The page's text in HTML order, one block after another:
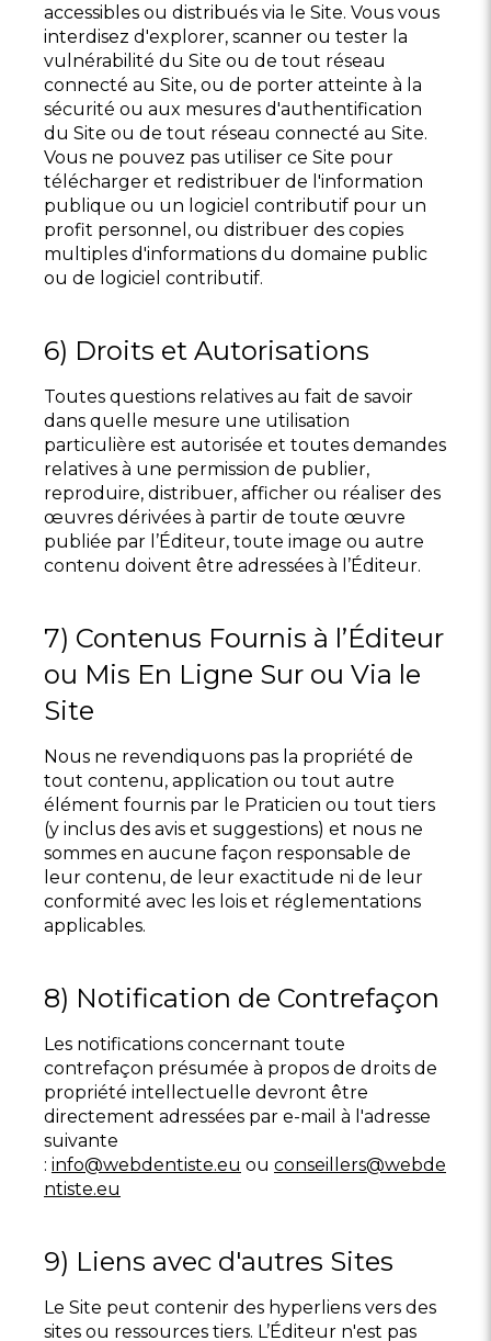
accessibles ou distribués via le Site. Vous vous
interdisez d'explorer, scanner ou tester la
vulnérabilité du Site ou de tout réseau
connecté au Site, ou de porter atteinte à la
sécurité ou aux mesures d'authentification
du Site ou de tout réseau connecté au Site.
Vous ne pouvez pas utiliser ce Site pour
télécharger et redistribuer de l'information
publique ou un logiciel contributif pour un
profit personnel, ou distribuer des copies
multiples d'informations du domaine public
ou de logiciel contributif.
6) Droits et Autorisations
Toutes questions relatives au fait de savoir
dans quelle mesure une utilisation
particulière est autorisée et toutes demandes
relatives à une permission de publier,
reproduire, distribuer, afficher ou réaliser des
œuvres dérivées à partir de toute œuvre
publiée par l’Éditeur, toute image ou autre
contenu doivent être adressées à l’Éditeur.
7) Contenus Fournis à l’Éditeur
ou Mis En Ligne Sur ou Via le
Site
Nous ne revendiquons pas la propriété de
tout contenu, application ou tout autre
élément fournis par le Praticien ou tout tiers
(y inclus des avis et suggestions) et nous ne
sommes en aucune façon responsable de
leur contenu, de leur exactitude ni de leur
conformité avec les lois et réglementations
applicables.
8) Notification de Contrefaçon
Les notifications concernant toute
contrefaçon présumée à propos de droits de
propriété intellectuelle devront être
directement adressées par e-mail à l'adresse
suivante
: info@webdentiste.eu ou conseillers@webde
ntiste.eu
9) Liens avec d'autres Sites
Le Site peut contenir des hyperliens vers des
sites ou ressources tiers. L’Éditeur n'est pas